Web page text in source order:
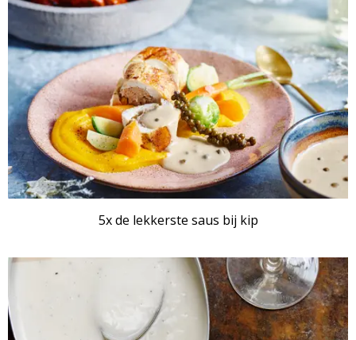
5x de lekkerste saus bij kip